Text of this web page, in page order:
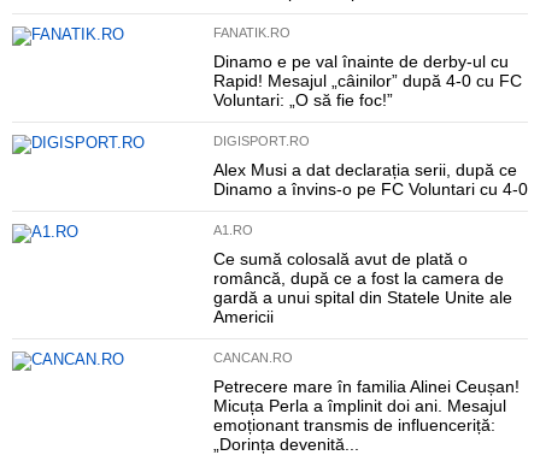
FANATIK.RO
Dinamo e pe val înainte de derby-ul cu
Rapid! Mesajul „câinilor” după 4-0 cu FC
Voluntari: „O să fie foc!”
DIGISPORT.RO
Alex Musi a dat declarația serii, după ce
Dinamo a învins-o pe FC Voluntari cu 4-0
A1.RO
Ce sumă colosală avut de plată o
româncă, după ce a fost la camera de
gardă a unui spital din Statele Unite ale
Americii
CANCAN.RO
Petrecere mare în familia Alinei Ceușan!
Micuța Perla a împlinit doi ani. Mesajul
emoționant transmis de influenceriță:
„Dorința devenită...